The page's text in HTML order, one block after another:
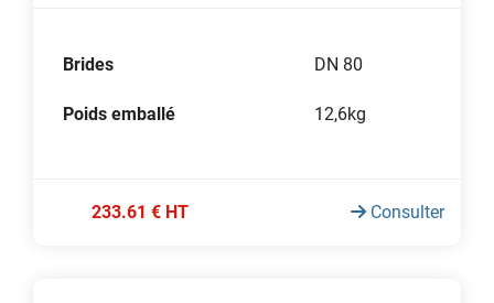
Brides DN 80
Poids emballé 12,6kg
233.61 € HT Consulter